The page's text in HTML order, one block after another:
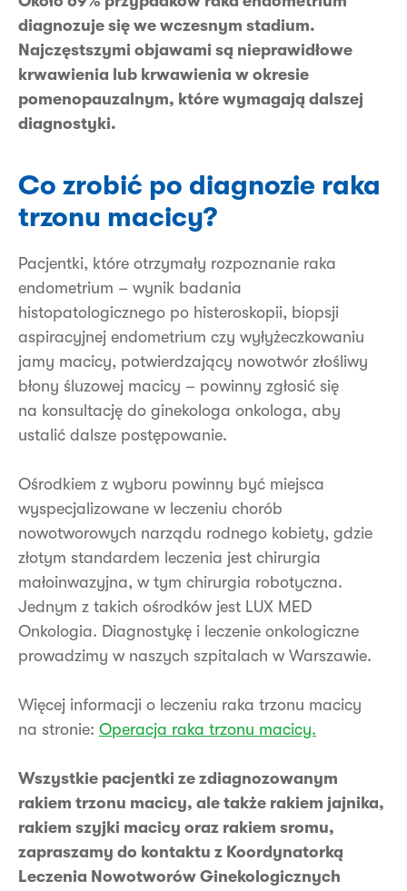
diagnozuje się we wczesnym stadium.
Najczęstszymi objawami są nieprawidłowe
krwawienia lub krwawienia w okresie
pomenopauzalnym, które wymagają dalszej
diagnostyki.
Co zrobić po diagnozie raka
trzonu macicy?
Pacjentki, które otrzymały rozpoznanie raka
endometrium – wynik badania
histopatologicznego po histeroskopii, biopsji
aspiracyjnej endometrium czy wyłyżeczkowaniu
jamy macicy, potwierdzający nowotwór złośliwy
błony śluzowej macicy – powinny zgłosić się
na konsultację do ginekologa onkologa, aby
ustalić dalsze postępowanie.
Ośrodkiem z wyboru powinny być miejsca
wyspecjalizowane w leczeniu chorób
nowotworowych narządu rodnego kobiety, gdzie
złotym standardem leczenia jest chirurgia
małoinwazyjna, w tym chirurgia robotyczna.
Jednym z takich ośrodków jest LUX MED
Onkologia. Diagnostykę i leczenie onkologiczne
prowadzimy w naszych szpitalach w Warszawie.
Więcej informacji o leczeniu raka trzonu macicy
na stronie: Operacja raka trzonu macicy.
Wszystkie pacjentki ze zdiagnozowanym
rakiem trzonu macicy, ale także rakiem jajnika,
rakiem szyjki macicy oraz rakiem sromu,
zapraszamy do kontaktu z Koordynatorką
Leczenia Nowotworów Ginekologicznych